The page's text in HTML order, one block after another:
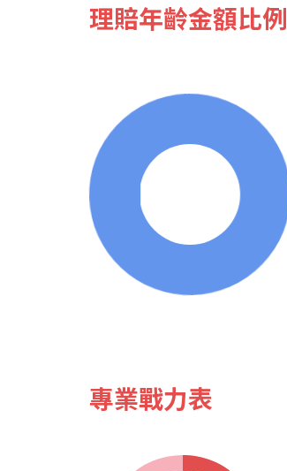
理賠年齡金額比例
專業戰力表